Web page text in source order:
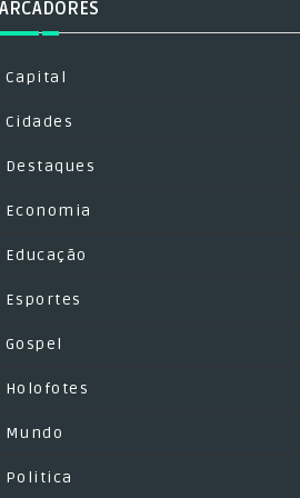
Capital
Cidades
Destaques
Economia
Educação
Esportes
Gospel
Holofotes
Mundo
Politica